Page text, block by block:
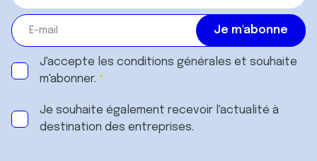
J'accepte les conditions générales et souhaite
m'abonner.
Je souhaite également recevoir l'actualité à
destination des entreprises.